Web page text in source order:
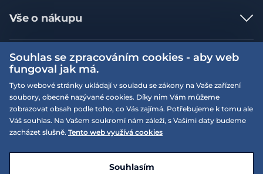
Vše o nákupu
Jak nakupovat
Nejčastější dotazy
Doprava a platba
Vrácení a výměna zboží
Reklamace
Velikostní tabulky
Více informací
Obchodní podmínky
Podmínky EQS věrnostního klubu
On-line katalogy
Naše prodejny
EQS Rudná
E-shop vytvořila a technicky zajišťujeSIMPLIA.cz
Souhlas se zpracováním cookies - aby web
fungoval jak má.
Tyto webové stránky ukládají v souladu se zákony na Vaše zařízení
soubory, obecně nazývané cookies. Díky nim Vám můžeme
zobrazovat obsah podle toho, co Vás zajímá. Potřebujeme k tomu ale
Váš souhlas. Na Vašem soukromí nám záleží, s Vašimi daty budeme
zacházet slušně. Tento web využívá cookies
Souhlasím